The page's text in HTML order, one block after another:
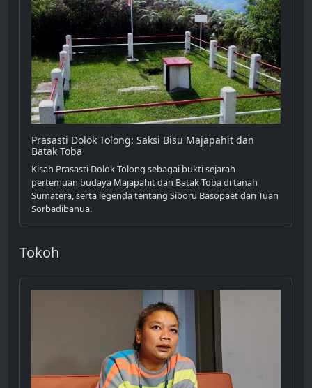
Prasasti Dolok Tolong: Saksi Bisu Majapahit dan
Batak Toba
Kisah Prasasti Dolok Tolong sebagai bukti sejarah
pertemuan budaya Majapahit dan Batak Toba di tanah
Sumatera, serta legenda tentang Siboru Basopaet dan Tuan
Sorbadibanua.
Tokoh